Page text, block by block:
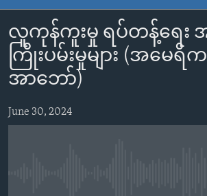
main
Navigation
Skip
Search
AFRICA
AMERICAS
ASIA
MIDDLE EAST
TOPICS
HUMAN RIGHTS
SECURITY AND DEFENSE
DEMOCRACY AND GOVERNANCE
ARCHIVE
ABOUT US
FOLLOW US
Subscribe
လူကုန်ကူးမှု ရပ်တန့်ရေး
ကြိုးပမ်းမှုများ (အမေရိ
အာဘော်)
June 30, 2024